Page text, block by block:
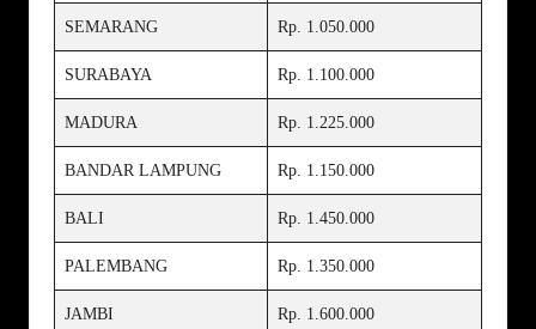
SEMARANG Rp. 1.050.000
SURABAYA Rp. 1.100.000
MADURA Rp. 1.225.000
BANDAR LAMPUNG Rp. 1.150.000
BALI Rp. 1.450.000
PALEMBANG Rp. 1.350.000
JAMBI Rp. 1.600.000